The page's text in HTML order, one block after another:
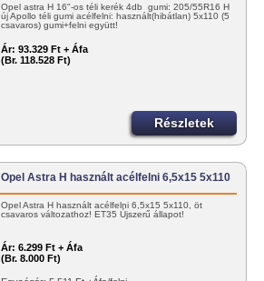
Opel astra H 16"-os téli kerék 4db gumi: 205/55R16 H
új Apollo téli gumi acélfelni: használt(hibátlan) 5x110 (5
csavaros) gumi+felni együtt!
Ár: 93.329 Ft + Áfa
(Br. 118.528 Ft)
Részletek
Opel Astra H használt acélfelni 6,5x15 5x110
Opel Astra H használt acélfelni 6,5x15 5x110, öt
csavaros változathoz! ET35 Újszerű állapot!
Ár: 6.299 Ft + Áfa
(Br. 8.000 Ft)